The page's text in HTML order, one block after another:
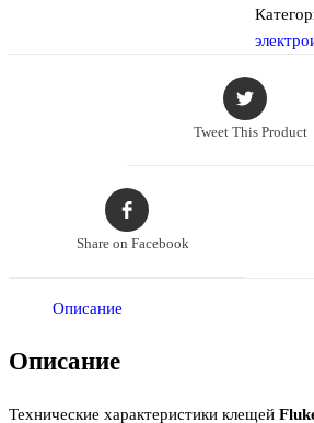
Tweet This Product
Share on Facebook
Описание
Описание
Технические характеристики клещей